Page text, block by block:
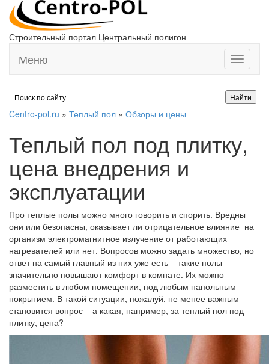
Строительный портал Центральный полигон
Toggle
Меню
Centro-pol.ru » Теплый пол » Обзоры и цены
Теплый пол под плитку,
цена внедрения и
эксплуатации
Про теплые полы можно много говорить и спорить. Вредны
они или безопасны, оказывает ли отрицательное влияние на
организм электромагнитное излучение от работающих
нагревателей или нет. Вопросов можно задать множество, но
ответ на самый главный из них уже есть – такие полы
значительно повышают комфорт в комнате. Их можно
разместить в любом помещении, под любым напольным
покрытием. В такой ситуации, пожалуй, не менее важным
становится вопрос – а какая, например, за теплый пол под
плитку, цена?